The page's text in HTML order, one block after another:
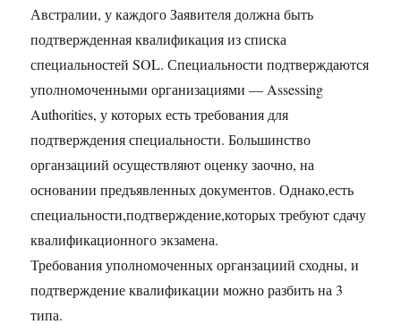
Австралии, у каждого Заявителя должна быть
подтвержденная квалификация из списка
специальностей SOL. Специальности подтверждаются
уполномоченными организациями — Assessing
Authorities, у которых есть требования для
подтверждения специальности. Большинство
органзациий осуществляют оценку заочно, на
основании предъявленных документов. Однако,есть
специальности,подтверждение,которых требуют сдачу
квалификационного экзамена.
Требования уполномоченных органзациий сходны, и
подтверждение квалификации можно разбить на 3
типа.